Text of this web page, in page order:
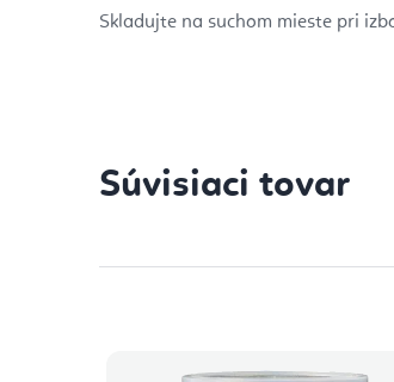
Skladujte na suchom mieste pri
Súvisiaci tovar